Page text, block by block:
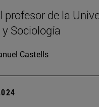
profesor de la
Sociología
Castells